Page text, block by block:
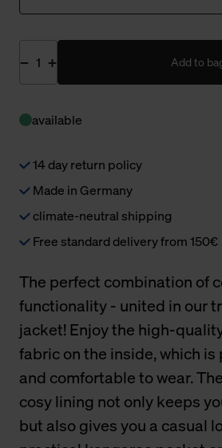
Add to
available
14 day return policy
Made in Germany
climate-neutral shipping
Free standard delivery from 150€
The perfect combination of
functionality - united in our
jacket! Enjoy the high-
fabric on the inside, which
and comfortable to wear.
cosy lining not only keeps
but also gives you a casual